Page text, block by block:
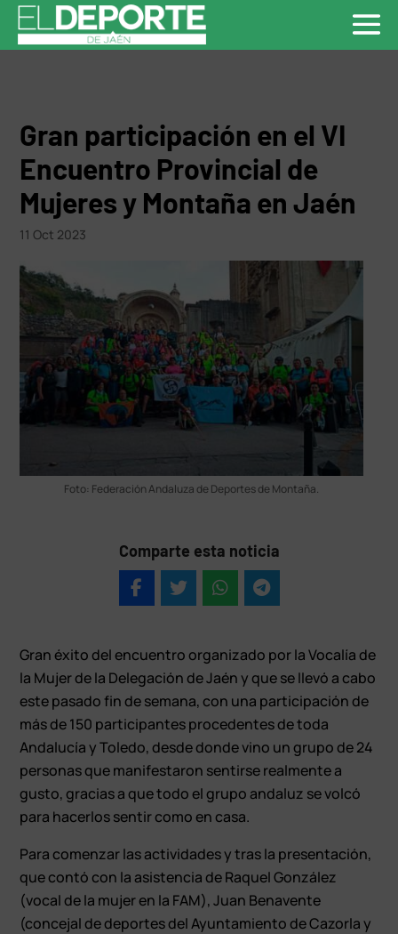
Gran participación en el VI
Encuentro Provincial de
Mujeres y Montaña en Jaén
11 Oct 2023
Foto: Federación Andaluza de Deportes de Montaña.
Comparte esta noticia
Gran éxito del encuentro organizado por la Vocalía de
la Mujer de la Delegación de Jaén y que se llevó a cabo
este pasado fin de semana, con una participación de
más de 150 participantes procedentes de toda
Andalucía y Toledo, desde donde vino un grupo de 24
personas que manifestaron sentirse realmente a
gusto, gracias a que todo el grupo andaluz se volcó
para hacerlos sentir como en casa.
Para comenzar las actividades y tras la presentación,
que contó con la asistencia de Raquel González
(vocal de la mujer en la FAM), Juan Benavente
(concejal de deportes del Ayuntamiento de Cazorla y